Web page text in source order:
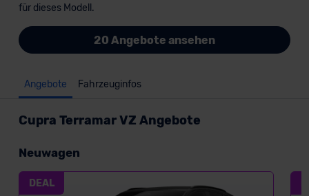
für dieses Modell.
20 Angebote ansehen
Angebote Fahrzeuginfos
Cupra Terramar VZ Angebote
Neuwagen
DEAL